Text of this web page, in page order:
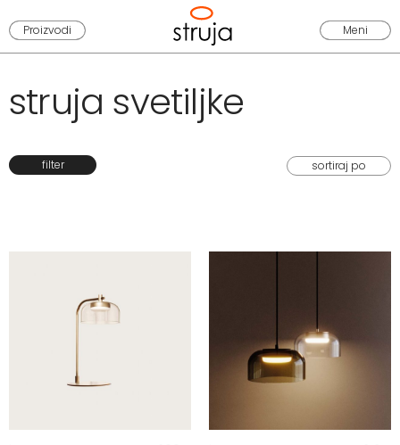
Proizvodi Meni
struja svetiljke
filter